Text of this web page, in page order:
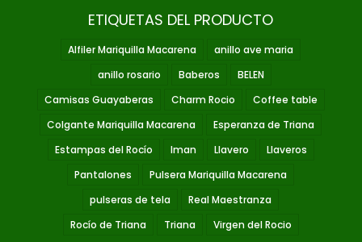
ETIQUETAS DEL PRODUCTO
Alfiler Mariquilla Macarena
anillo ave maria
anillo rosario
Baberos
BELEN
Camisas Guayaberas
Charm Rocio
Coffee table
Colgante Mariquilla Macarena
Esperanza de Triana
Estampas del Rocío
Iman Llavero
Llaveros
Pantalones
Pulsera Mariquilla Macarena
pulseras de tela
Real Maestranza
Rocío de Triana
Triana Virgen del Rocio